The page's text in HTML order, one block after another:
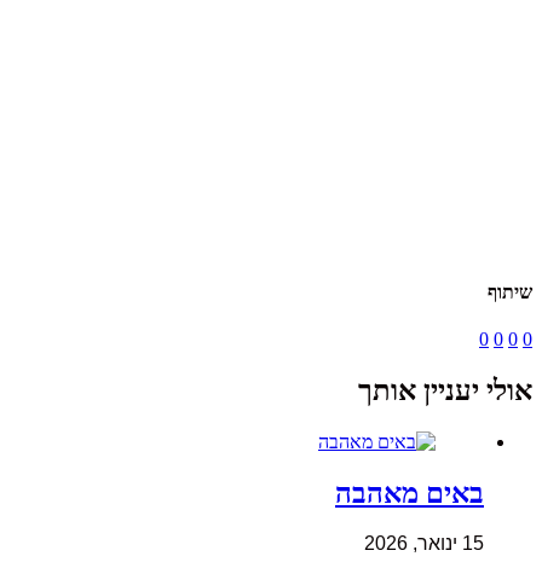
שיתוף
0
0
0
0
אולי יעניין אותך
באים מאהבה
15 ינואר, 2026